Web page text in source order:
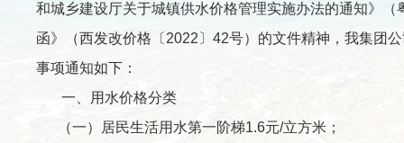
和城乡建设厅关于城镇供水价格管理实施办法的通知》
函》（西发改价格〔2022〕42号）的文件精神，我集团
事项通知如下：
一、用水价格分类
（一）居民生活用水第一阶梯1.6元/立方米；